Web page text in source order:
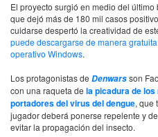
El proyecto surgió en medio del
que dejó más de 180 mil casos
cuidarse despertó la creatividad de
puede descargarse de manera
operativo Windows.
Los protagonistas de Denwarsson
con una raqueta de la picadura de
portadores del virus del dengue, que
jugador deberá ponerse repelente y
evitar la propagación del insecto.